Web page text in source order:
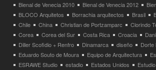
Bienal de Venecia 2010
Bienal de Venecia 2012
BLOCO Arquitetos
Borrachia arquitectos Brasil
Chile
China Christian de Portzamparc Clorindo
Corea
Corea del Sur Costa Rica Croacia
Diller Scofidio + Renfro
Dinamarca diseño Dorte
Eduardo Souto de Moura
Equipo de Arquitectura
ESRAWE Studio
estadio Estados Unidos